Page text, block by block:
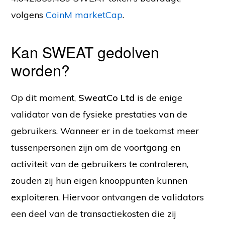
volgensCoinM marketCap.
Kan SWEAT gedolven
worden?
Op dit moment, SweatCo Ltd is de enige
validator van de fysieke prestaties van de
gebruikers. Wanneer er in de toekomst meer
tussenpersonen zijn om de voortgang en
activiteit van de gebruikers te controleren,
zouden zij hun eigen knooppunten kunnen
exploiteren. Hiervoor ontvangen de validators
een deel van de transactiekosten die zij